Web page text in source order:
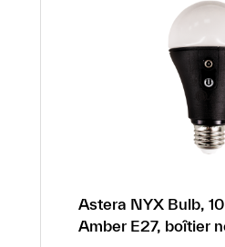
Astera NYX Bulb,
Amber E27, boîtier